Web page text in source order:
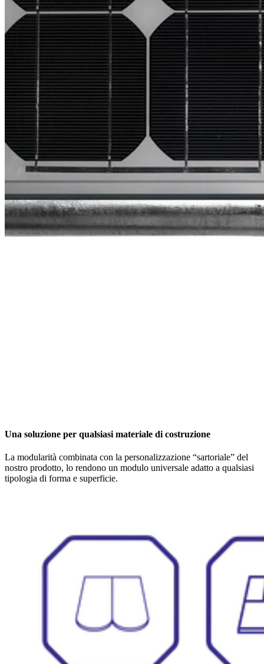
Una soluzione per qualsiasi materiale di costruzione
La modularità combinata con la personalizzazione “sartoriale” del
nostro prodotto, lo rendono un modulo universale adatto a qualsiasi
tipologia di forma e superficie.